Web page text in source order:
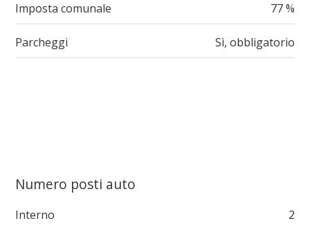
Imposta comunale 77 %
Parcheggi Sì, obbligatorio
Numero posti auto
Interno 2